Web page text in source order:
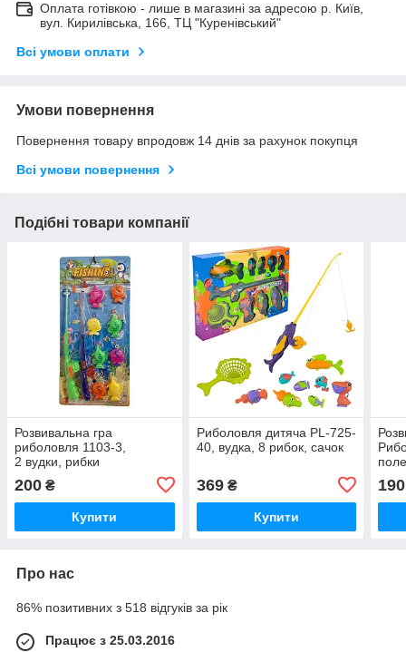
Оплата готівкою - лише в магазині за адресою р. Київ,
вул. Кирилівська, 166, ТЦ "Куренівський"
Всі умови оплати
Умови повернення
Повернення товару впродовж 14 днів за рахунок покупця
Всі умови повернення
Подібні товари компанії
Розвивальна гра
риболовля 1103-3,
2 вудки, рибки
200 ₴
Купити
Риболовля дитяча PL-725-
40, вудка, 8 рибок, сачок
369₴
Купити
190
Про нас
86% позитивних з 518 відгуків за рік
Працює з 25.03.2016